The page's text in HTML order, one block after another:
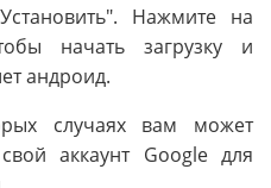
Нажмите на
начать загрузку и
андроид.
случаях вам может
аккаунт Google для